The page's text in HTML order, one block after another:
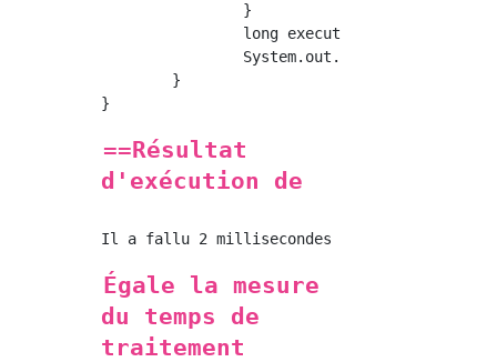
==Résultat
d'exécution de
Égale la mesure
du temps de
traitement